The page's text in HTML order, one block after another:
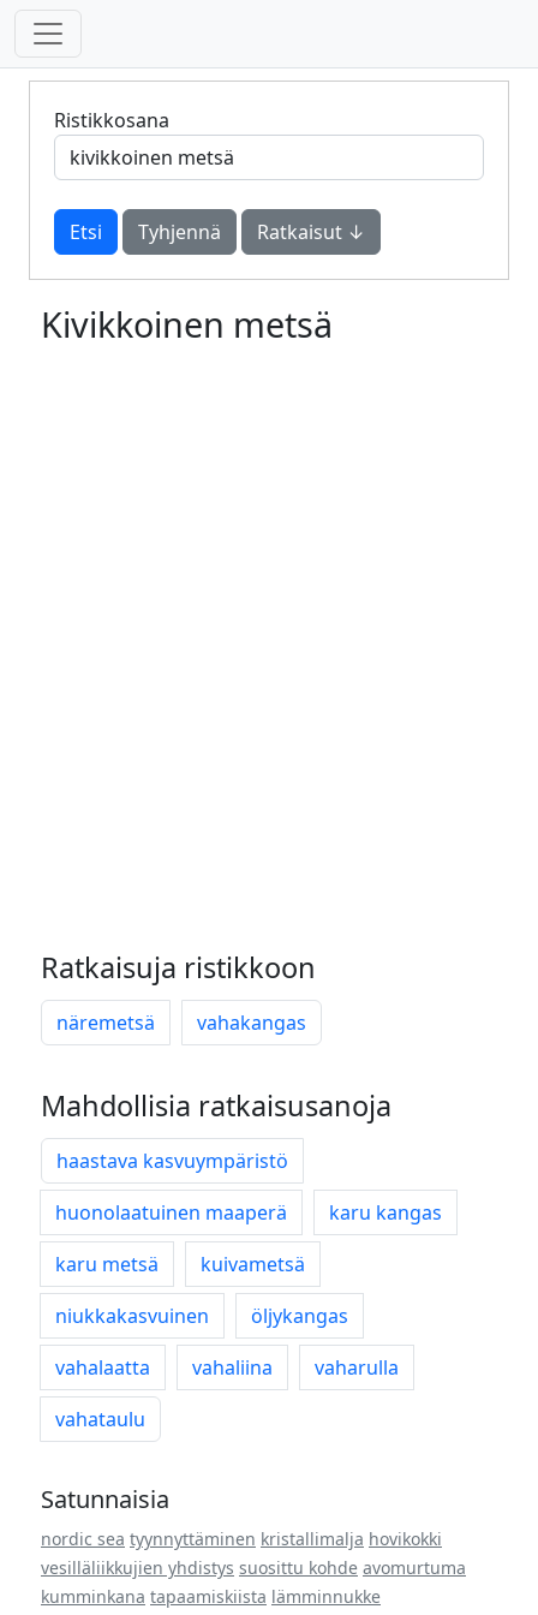
Ristikkosana
Tyhjennä Ratkaisut ↓
Kivikkoinen metsä
Ratkaisuja ristikkoon
näremetsä vahakangas
Mahdollisia ratkaisusanoja
haastava kasvuympäristö
huonolaatuinen maaperä
karu kangas
karu metsä
kuivametsä
niukkakasvuinen
öljykangas
vahalaatta
vahaliina
vaharulla
vahataulu
Satunnaisia
nordic sea tyynnyttäminen kristallimalja hovikokki
vesilläliikkujien yhdistys suosittu kohde avomurtuma
kumminkana tapaamiskiista lämminnukke